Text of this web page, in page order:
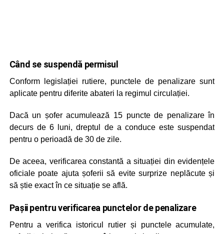
Când se suspendă permisul
Conform legislației rutiere, punctele de penalizare sunt
aplicate pentru diferite abateri la regimul circulației.
Dacă un șofer acumulează 15 puncte de penalizare în
decurs de 6 luni, dreptul de a conduce este suspendat
pentru o perioadă de 30 de zile.
De aceea, verificarea constantă a situației din evidențele
oficiale poate ajuta șoferii să evite surprize neplăcute și
să știe exact în ce situație se află.
Pașii pentru verificarea punctelor de penalizare
Pentru a verifica istoricul rutier și punctele acumulate,